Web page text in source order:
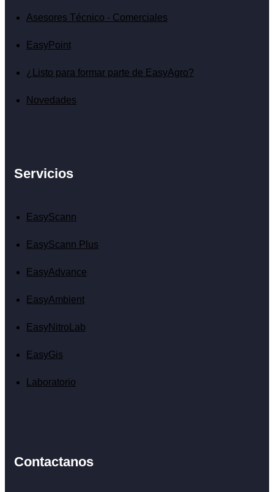
Asesores Técnico - Comerciales
EasyPoint
¿Listo para formar parte de EasyAgro?
Novedades
Servicios
EasyScann
EasyScann Plus
EasyAdvance
EasyAmbient
EasyNitroLab
EasyGis
Laboratorio
Contactanos